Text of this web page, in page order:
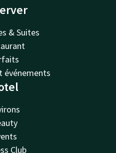
& Suites
événements
Club